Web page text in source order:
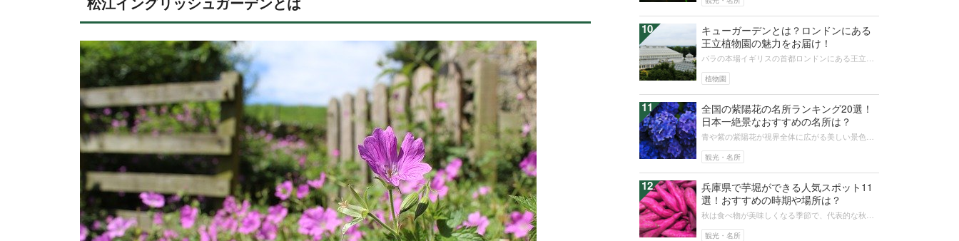
10
植物園
キューガーデンとは？ロンドンにある
王立植物園の魅力をお届け！
バラの本場イギリスの首都ロンドンにある王立植
栽、世界各地から収集された植物の詰...
11
観光・名所
全国の紫陽花の名所ランキング20選！
日本一絶景なおすすめの名所は？
青や紫の紫陽花が視界全体に広がる美しい景色を
降っていても楽しめる青や紫、緑色の...
12
観光・名所
兵庫県で芋堀ができる人気スポット11
選！おすすめの時期や場所は？
秋は食べ物が美味しくなる季節で、代表的な秋の
て秋をさらに味わってみましょう。こ...